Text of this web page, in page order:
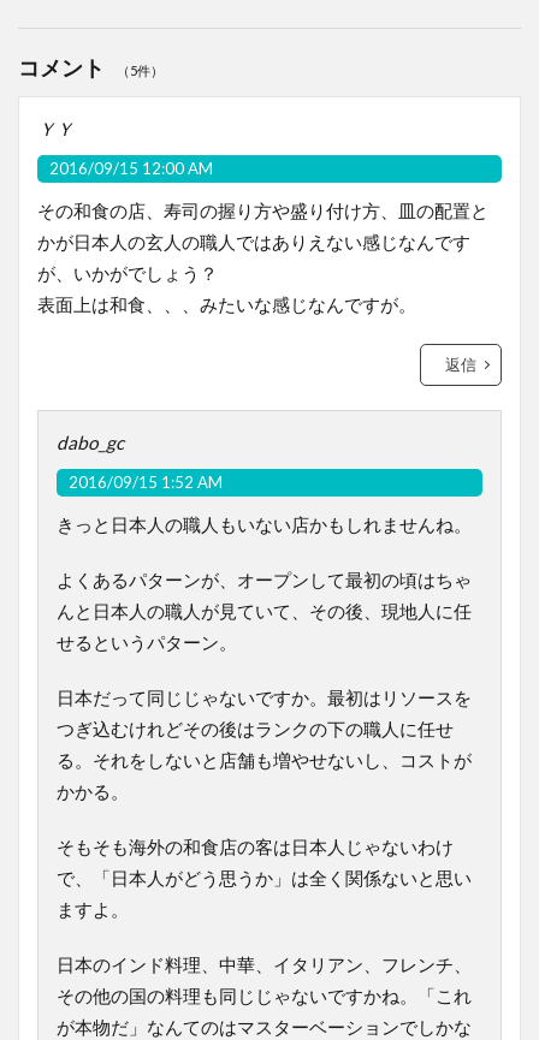
コメント （5件）
ＹＹ
2016/09/15 12:00 AM
その和食の店、寿司の握り方や盛り付け方、皿の配置と
かが日本人の玄人の職人ではありえない感じなんです
が、いかがでしょう？
表面上は和食、、、みたいな感じなんですが。
返信
dabo_gc
2016/09/15 1:52 AM
きっと日本人の職人もいない店かもしれませんね。
よくあるパターンが、オープンして最初の頃はちゃ
んと日本人の職人が見ていて、その後、現地人に任
せるというパターン。
日本だって同じじゃないですか。最初はリソースを
つぎ込むけれどその後はランクの下の職人に任せ
る。それをしないと店舗も増やせないし、コストが
かかる。
そもそも海外の和食店の客は日本人じゃないわけ
で、「日本人がどう思うか」は全く関係ないと思い
ますよ。
日本のインド料理、中華、イタリアン、フレンチ、
その他の国の料理も同じじゃないですかね。「これ
が本物だ」なんてのはマスターベーションでしかな